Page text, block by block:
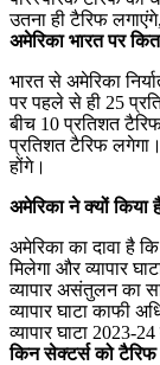
उतना ही टैरिफ
अमेरिका भारत पर
भारत से अमेरिका
पर पहले से ही 25
बीच 10 प्रतिशत
प्रतिशत टैरिफ
होंगे।
अमेरिका ने क्यों किया
अमेरिका का दावा है
मिलेगा और व्यापार
व्यापार असंतुलन का
व्यापार घाटा काफी
व्यापार घाटा 2023-
किन सेक्टर्स को